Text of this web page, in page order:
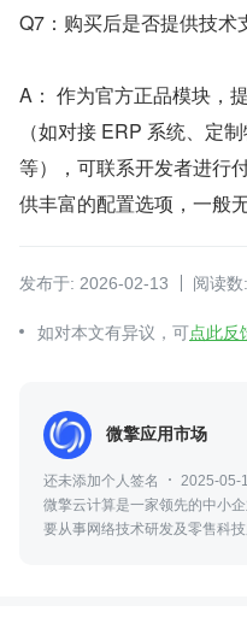
Q7：购买后是否提供技术
A： 作为官方正品模块，
（如对接 ERP 系统、定
等），可联系开发者进行
供丰富的配置选项，一般
发布于: 2026-02-13 阅读
如对本文有异议，可点此反
微擎应用市场
还未添加个人签名
2025-05-
微擎云计算是一家领先的中小
要从事网络技术研发及零售科技